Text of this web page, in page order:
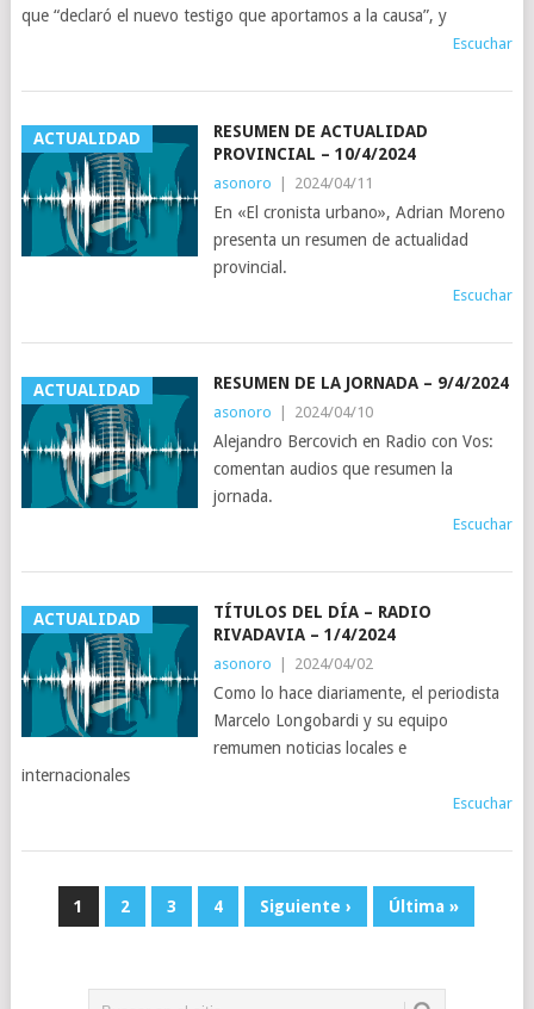
que “declaró el nuevo testigo que aportamos a la causa”, y
Escuchar
ACTUALIDAD
RESUMEN DE ACTUALIDAD
PROVINCIAL – 10/4/2024
asonoro 2024/04/11
En «El cronista urbano», Adrian Moreno
presenta un resumen de actualidad
provincial.
Escuchar
ACTUALIDAD RESUMEN DE LA JORNADA – 9/4/2024
asonoro 2024/04/10
Alejandro Bercovich en Radio con Vos:
comentan audios que resumen la
jornada.
Escuchar
ACTUALIDAD
TÍTULOS DEL DÍA – RADIO
RIVADAVIA – 1/4/2024
asonoro 2024/04/02
Como lo hace diariamente, el periodista
Marcelo Longobardi y su equipo
remumen noticias locales e
internacionales
Escuchar
1 2 3 4 Siguiente › Última »